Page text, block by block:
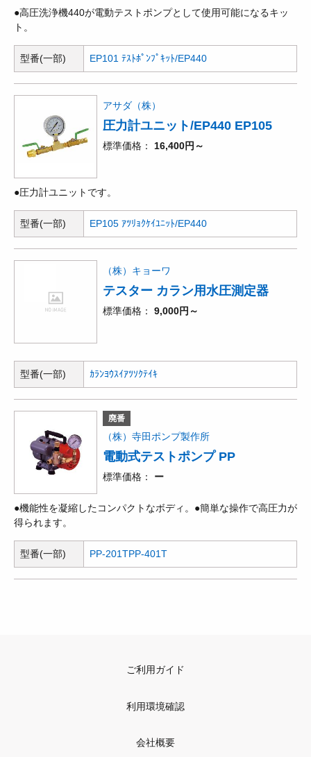
●高圧洗浄機440が電動テストポンプとして使用可能になるキッ
ト。
型番(一部) EP101 ﾃｽﾄﾎﾟﾝﾌﾟｷｯﾄ/EP440
アサダ（株）
圧力計ユニット/EP440 EP105
標準価格 16,400円～
●圧力計ユニットです。
型番(一部) EP105 ｱﾂﾘｮｸｹｲﾕﾆｯﾄ/EP440
（株）キョーワ
テスター カラン用水圧測定器
標準価格 9,000円～
型番(一部) ｶﾗﾝﾖｳｽｲｱﾂｿｸﾃｲｷ
廃番
（株）寺田ポンプ製作所
電動式テストポンプ PP
標準価格 ー
●機能性を凝縮したコンパクトなボディ。●簡単な操作で高圧力が
得られます。
型番(一部) PP-201TPP-401T
ご利用ガイド
利用環境確認
会社概要